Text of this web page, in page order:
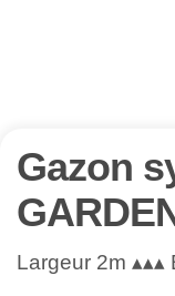
Gazon
Largeur 2m ▴▴▴